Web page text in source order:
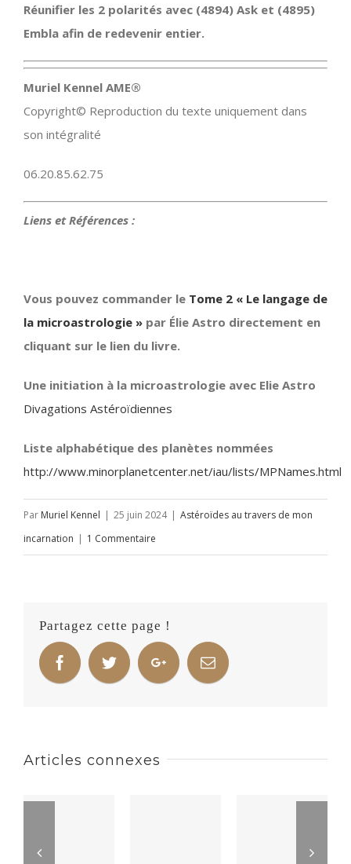
Réunifier les 2 polarités avec (4894) Ask et (4895)
Embla afin de redevenir entier.
Muriel Kennel AME®
Copyright© Reproduction du texte uniquement dans
son intégralité
06.20.85.62.75
Liens et Références :
Vous pouvez commander le Tome 2 « Le langage de
la microastrologie » par Élie Astro directement en
cliquant sur le lien du livre.
Une initiation à la microastrologie avec Elie Astro
Divagations Astéroïdiennes
Liste alphabétique des planètes nommées
http://www.minorplanetcenter.net/iau/lists/MPNames.html
Par Muriel Kennel | 25 juin 2024 | Astéroïdes au travers de mon
incarnation | 1 Commentaire
Partagez cette page !
Articles connexes